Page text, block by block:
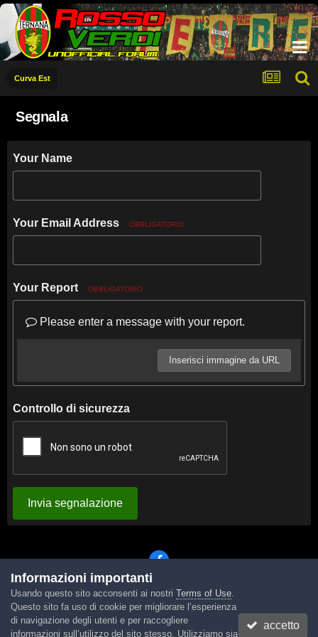
Curva Est
Segnala
Your Name
Your Email Address OBBLIGATORIO
Your Report OBBLIGATORIO
Please enter a message with your report.
Inserisci immagine da URL
Controllo di sicurezza
Invia segnalazione
Lingua Tema Contattaci Cookies
Powered by Invision Community
Informazioni importanti
Usando questo sito acconsenti ai nostri Terms of Use.
Questo sito fa uso di cookie per migliorare l’esperienza
di navigazione degli utenti e per raccogliere
informazioni sull’utilizzo del sito stesso. Utilizziamo sia
accetto